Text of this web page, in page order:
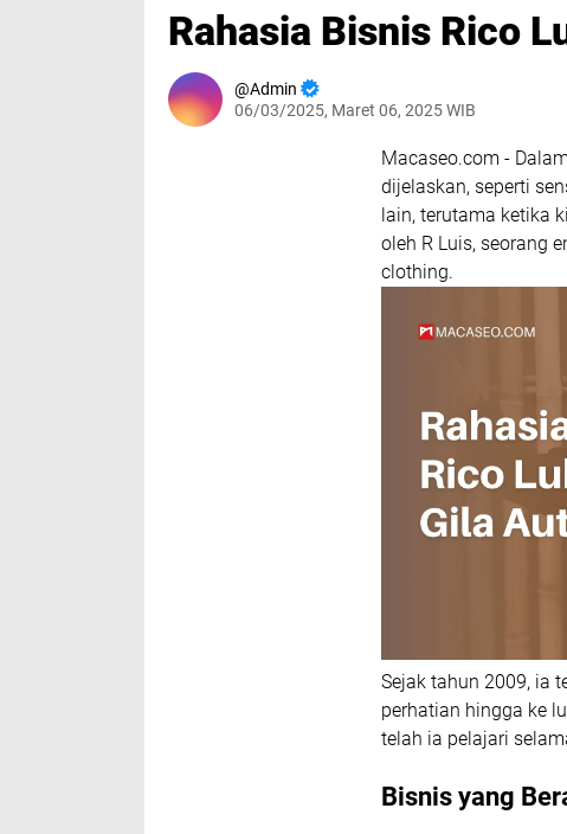
Rahasia Bisnis Rico
Admin
06/03/2025, Maret 06, 2025 WIB
Macaseo.com -
dijelaskan, seperti
lain, terutama ketika
oleh R Luis, seorang
clothing.
Sejak tahun 2009, ia
perhatian hingga ke
telah ia pelajari
Bisnis yang